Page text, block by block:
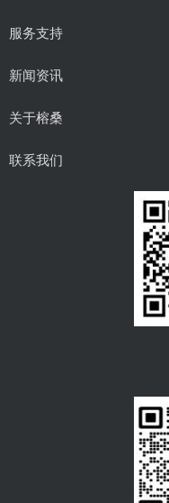
服务支持
新闻资讯
关于榕桑
联系我们